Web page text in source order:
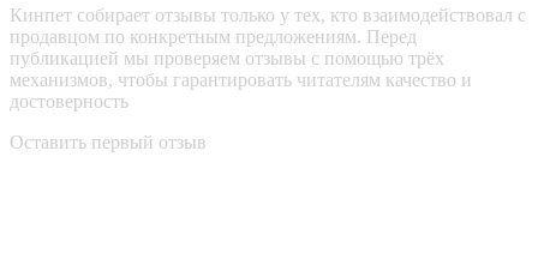
Кинпет собирает отзывы только у тех, кто взаимодействовал с
продавцом по конкретным предложениям. Перед
публикацией мы проверяем отзывы с помощью трёх
механизмов, чтобы гарантировать читателям качество и
достоверность
Оставить первый отзыв